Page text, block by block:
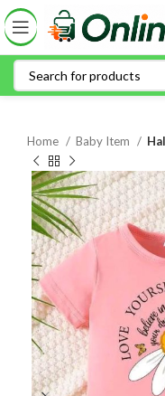
Home Baby Item